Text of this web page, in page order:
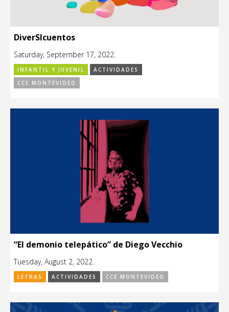
DiverSIcuentos
Saturday, September 17, 2022.
INFANTIL Y JUVENIL
ACTIVIDADES
CCE MONTEVIDEO
“El demonio telepático” de Diego Vecchio
Tuesday, August 2, 2022.
LETRAS ACTIVIDADES CCE MONTEVIDEO